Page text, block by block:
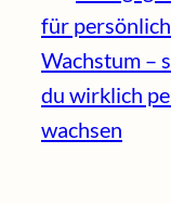
für
Wachstum –
du wirklich
wachsen